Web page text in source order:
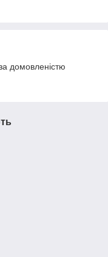
домовленістю